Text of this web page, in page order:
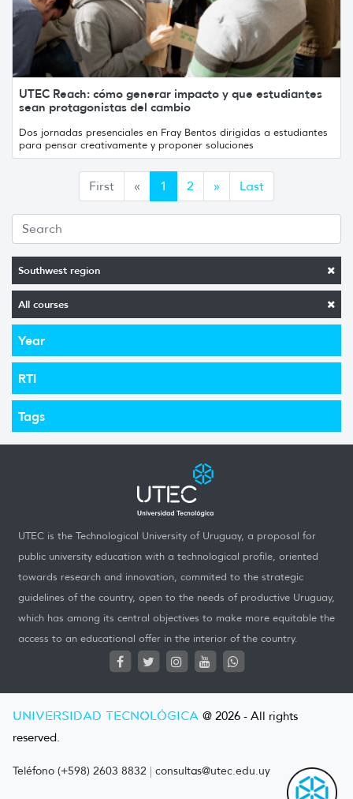
Southwest region
All courses
Year
RTI
Tags
UTEC Reach: cómo generar impacto y que estudiantes
sean protagonistas del cambio
Dos jornadas presenciales en Fray Bentos dirigidas a estudiantes
para pensar creativamente y proponer soluciones
First « Anterior
1 2 » Siguiente
Last
UTEC is the Technological University of Uruguay, a proposal for
public university education with a technological profile, oriented
towards research and innovation, commited to the strategic
guidelines of the country, open to the needs of productive Uruguay,
which has among its central objectives to make more equitable the
access to an educational offer in the interior of the country.
UNIVERSIDAD TECNOLÓGICA @ 2026 - All rights
reserved.
Teléfono (+598) 2603 8832 | consultas@utec.edu.uy